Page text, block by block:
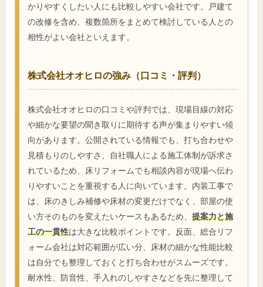
かりやすくしたい人にも比較しやすい会社です。戸建て
の改修を含め、複数箇所をまとめて検討している人との
相性がよい会社といえます。
株式会社オオヒロの強み（口コミ・評判）
株式会社オオヒロの口コミや評判では、現場目線の対応
や細かな要望の聞き取りに期待する声が集まりやすい傾
向があります。公開されている情報でも、打ち合わせや
見積もりのしやすさ、自社職人による施工体制が訴求さ
れているため、床リフォームでも相談内容が現場へ伝わ
りやすいことを重視する人に向いています。内装工事で
は、床のきしみ補修や床材の変更だけでなく、部屋の使
い方そのものを変えたいケースもあるため、 提案力と施
工の一貫性は大きな比較ポイントです。反面、総合リフ
ォーム会社は対応範囲が広い分、床材の細かな性能比較
は自分でも整理しておくと打ち合わせがスムーズです。
耐水性、防音性、手入れのしやすさなどを先に整理して